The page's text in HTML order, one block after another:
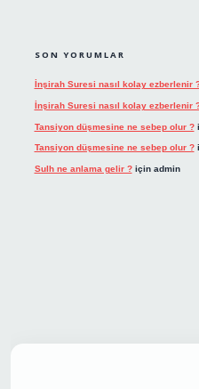
SON YORUMLAR
İnşirah Suresi nasıl kolay ezberlenir
İnşirah Suresi nasıl kolay ezberlenir
Tansiyon düşmesine ne sebep olur ?
Tansiyon düşmesine ne sebep olur ?
Sulh ne anlama gelir ?için admin